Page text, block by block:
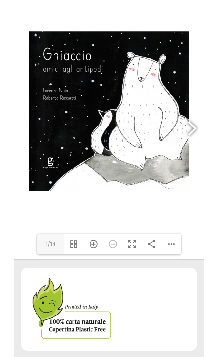
www.glifo.com
1/14